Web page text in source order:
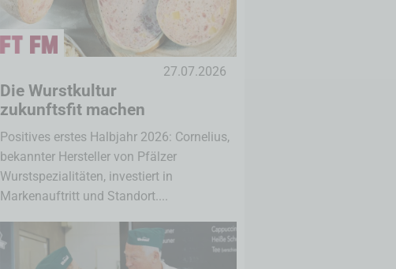
27.07.2026
Die Wurstkultur
zukunftsfit machen
Positives erstes Halbjahr 2026: Cornelius,
bekannter Hersteller von Pfälzer
Wurstspezialitäten, investiert in
Markenauftritt und Standort....